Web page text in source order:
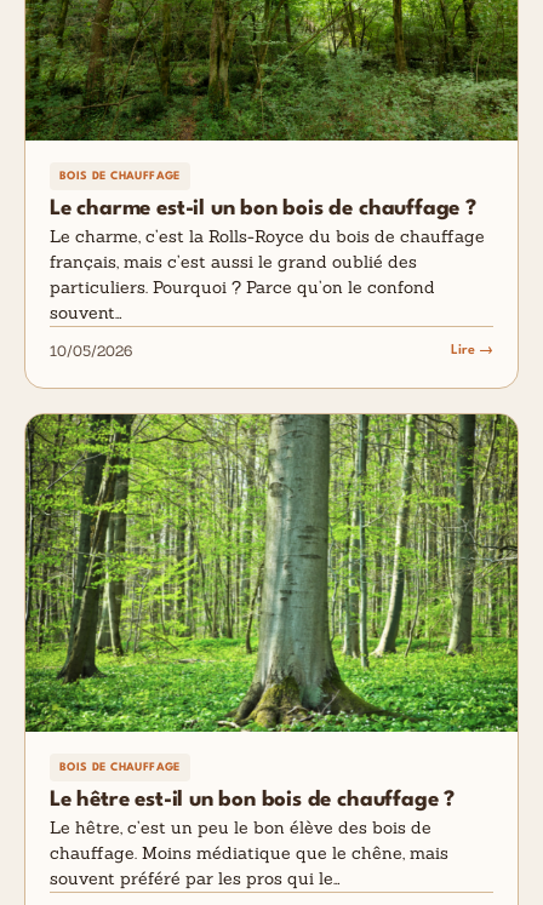
BOIS DE CHAUFFAGE
Le charme est-il un bon bois de chauffage ?
Le charme, c’est la Rolls-Royce du bois de chauffage
français, mais c’est aussi le grand oublié des
particuliers. Pourquoi ? Parce qu’on le confond
souvent…
10/05/2026 Lire →
BOIS DE CHAUFFAGE
Le hêtre est-il un bon bois de chauffage ?
Le hêtre, c’est un peu le bon élève des bois de
chauffage. Moins médiatique que le chêne, mais
souvent préféré par les pros qui le…